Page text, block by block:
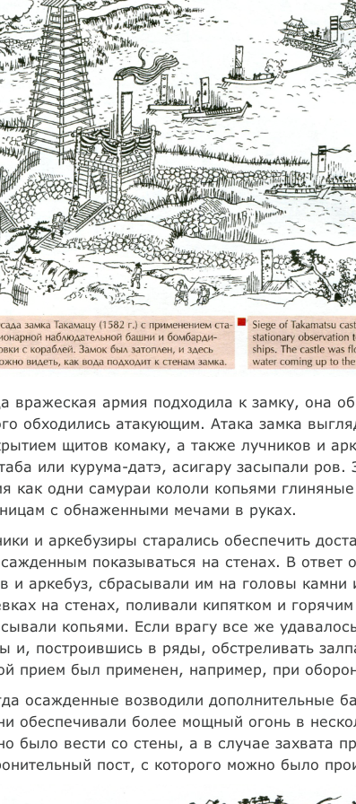
вражеская армия подходила к замку, она
обходились атакующим. Атака замка
щитов комаку, а также лучников и
или курума-датэ, асигару засыпали
как одни самураи кололи копьями
с обнаженными мечами в руках.
и аркебузиры старались обеспечить
показываться на стенах. В
и аркебуз, сбрасывали им на головы
на стенах, поливали кипятком и
копьями. Если врагу все же
и, построившись в ряды, обстреливать
прием был применен, например, при
осажденные возводили дополнительные
обеспечивали более мощный огонь в
было вести со стены, а в случае захвата
пост, с которого можно было